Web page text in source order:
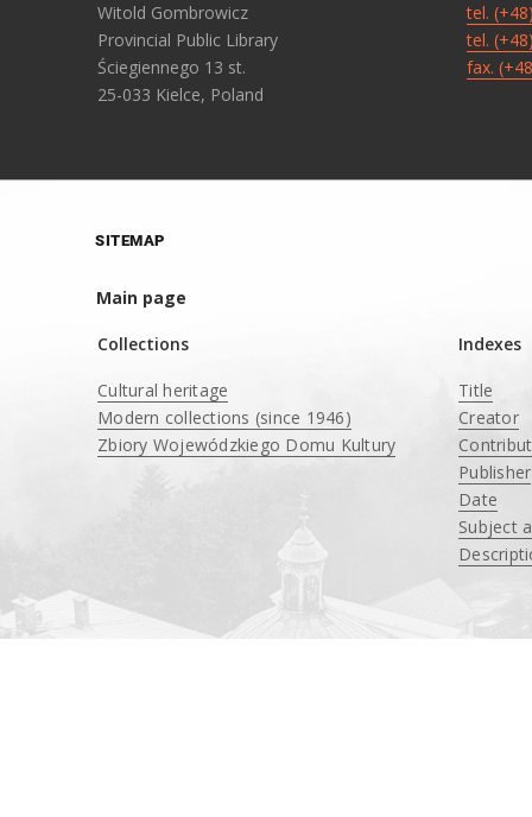
Witold Gombrowicz
Provincial Public Library
Ściegiennego 13 st.
25-033 Kielce, Poland
tel.
tel.
fax.
SITEMAP
Main page
Collections
Cultural heritage
Modern collections (since 1946)
Zbiory Wojewódzkiego Domu Kultury
Indexes
Title
Creator
Publisher
Date
Subject